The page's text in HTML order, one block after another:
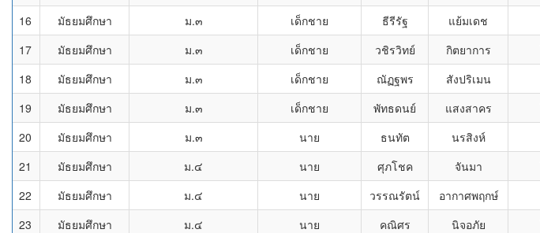
16
มัธยมศึกษา ม.๓ เด็กชาย ธีรีรัฐ แย้มเดช
17
มัธยมศึกษา ม.๓ เด็กชาย วชิรวิทย์ กิตยาการ
18
มัธยมศึกษา ม.๓ เด็กชาย ณัฏฐพร สังปริเมน
19
มัธยมศึกษา ม.๓ เด็กชาย พัทธดนย์ แสงสาคร
20
มัธยมศึกษา ม.๓ นาย ธนทัต นรสิงห์
21
มัธยมศึกษา ม.๔ นาย ศุภโชค จันมา
22
มัธยมศึกษา ม.๔ นาย วรรณรัตน์ อากาศพฤกษ์
23
มัธยมศึกษา ม.๔ นาย คณิศร นิจอภัย